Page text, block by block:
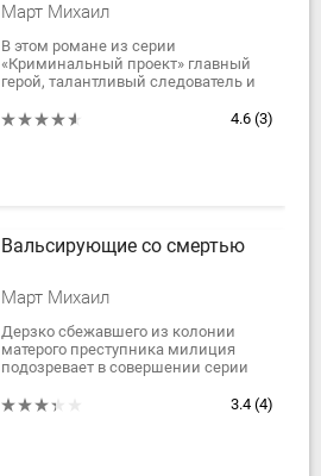
Март Михаил
В этом романе из серии
«Криминальный проект» главный
герой, талантливый следователь и
приключений Вадим Журавлев,4.6 (3)
Вальсирующие со смертью
Март Михаил
Дерзко сбежавшего из колонии
матерого преступника милиция
подозревает в совершении серии
краже огромной суммы денег. Но он,
3.4 (4)